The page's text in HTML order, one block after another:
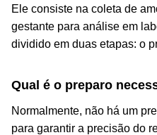
Ele consiste na coleta de
gestante para análise em
dividido em duas etapas: o
Qual é o preparo
Normalmente, não há um
para garantir a precisão do